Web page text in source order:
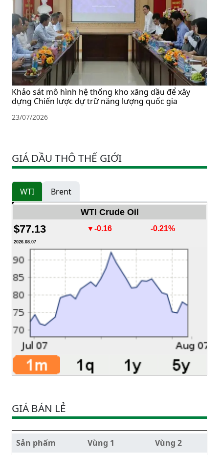
Khảo sát mô hình hệ thống kho xăng dầu để xây
dựng Chiến lược dự trữ năng lượng quốc gia
23/07/2026
GIÁ DẦU THÔ THẾ GIỚI
WTI Brent
WTI Crude Oil
$77.13 ▼-0.16 -0.21%
2026.08.07
GIÁ BÁN LẺ
Sản phẩm Vùng 1 Vùng 2